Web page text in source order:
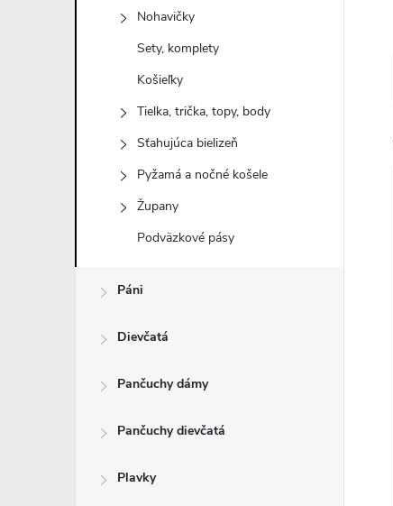
Nohavičky
Sety, komplety
Košieľky
Tielka, trička, topy, body
Sťahujúca bielizeň
Pyžamá a nočné košele
Župany
Podväzkové pásy
Páni
Dievčatá
Pančuchy dámy
Pančuchy dievčatá
Plavky